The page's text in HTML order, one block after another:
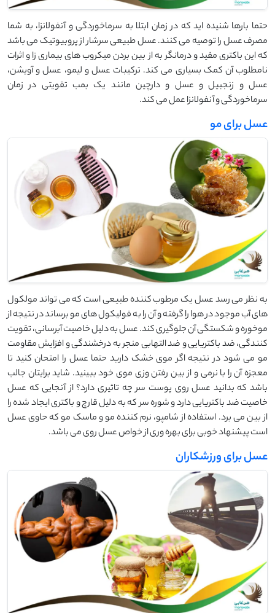
حتما بارها شنیده اید که در زمان ابتلا به سرماخوردگی و آنفولانزا، به شما
مصرف عسل را توصیه می کنند. عسل طبیعی سرشار از پروبیوتیک می باشد
که این باکتری مفید و درمانگر به از بین بردن میکروب های بیماری زا و اثرات
نامطلوب آن کمک بسیاری می کند. ترکیبات عسل و لیمو، عسل و آویشن،
عسل و زنجبیل و عسل و دارچین مانند یک بمب تقویتی در زمان
سرماخوردگی و آنفولانزا عمل می کند.
عسل برای مو
به نظر می رسد عسل یک مرطوب کننده طبیعی است که می تواند مولکول
های آب موجود در هوا را گرفته و آن را به فولیکول های مو برساند در نتیجه از
موخوره و شکستگی آن جلوگیری کند. عسل به دلیل خاصیت آبرسانی، تقویت
کنندگی، ضد باکتریایی و ضد التهابی منجر به درخشندگی و افزایش مقاومت
مو می شود در نتیجه اگر موی خشک دارید حتما عسل را امتحان کنید تا
معجزه آن را با نرمی و از بین رفتن وزی موی خود ببینید. شاید برایتان جالب
باشد که بدانید عسل روی پوست سر چه تاثیری دارد؟ از آنجایی که عسل
خاصیت ضد باکتریایی دارد و شوره سر که به دلیل قارچ و باکتری ایجاد شده را
از بین می برد. استفاده از شامپو، نرم کننده مو و ماسک مو که حاوی عسل
است پیشنهاد خوبی برای بهره وری از خواص عسل روی می باشد.
عسل برای ورزشکاران